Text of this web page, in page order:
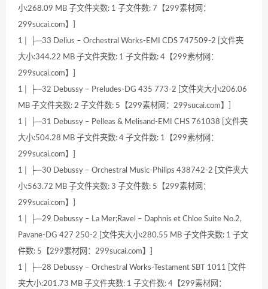
小:268.09 MB 子文件夹数: 1 子文件数: 7【299素材网：
299sucai.com】]
1│ ├─33 Delius – Orchestral Works-EMI CDS 747509-2 [文件夹
大小:344.22 MB 子文件夹数: 1 子文件数: 4【299素材网：
299sucai.com】]
1│ ├─32 Debussy – Preludes-DG 435 773-2 [文件夹大小:206.06
MB 子文件夹数: 2 子文件数: 5【299素材网：299sucai.com】]
1│ ├─31 Debussy – Pelleas & Melisand-EMI CHS 761038 [文件夹
大小:504.28 MB 子文件夹数: 4 子文件数: 1【299素材网：
299sucai.com】]
1│ ├─30 Debussy – Orchestral Music-Philips 438742-2 [文件夹大
小:563.72 MB 子文件夹数: 3 子文件数: 5【299素材网：
299sucai.com】]
1│ ├─29 Debussy – La Mer;Ravel – Daphnis et Chloe Suite No.2,
Pavane-DG 427 250-2 [文件夹大小:280.55 MB 子文件夹数: 1 子文
件数: 5【299素材网：299sucai.com】]
1│ ├─28 Debussy – Orchestral Works-Testament SBT 1011 [文件
夹大小:201.73 MB 子文件夹数: 1 子文件数: 4【299素材网：